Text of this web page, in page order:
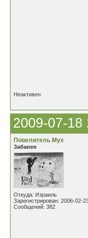
Неактивен
2009-07-18
Повелитель Мух
Забанен
Откуда: Израиль
Зарегистрирован: 2006-02-
Сообщений: 382